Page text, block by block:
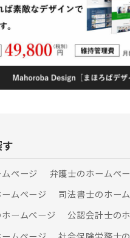
ぺージ
弁護士のホームぺ
ムぺージ
司法書士のホー
ームぺージ
公認会計士の